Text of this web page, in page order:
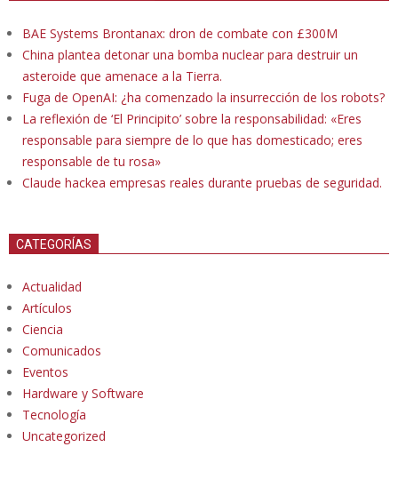
BAE Systems Brontanax: dron de combate con £300M
China plantea detonar una bomba nuclear para destruir un
asteroide que amenace a la Tierra.
Fuga de OpenAI: ¿ha comenzado la insurrección de los robots?
La reflexión de ‘El Principito’ sobre la responsabilidad: «Eres
responsable para siempre de lo que has domesticado; eres
responsable de tu rosa»
Claude hackea empresas reales durante pruebas de seguridad.
CATEGORÍAS
Actualidad
Artículos
Ciencia
Comunicados
Eventos
Hardware y Software
Tecnología
Uncategorized